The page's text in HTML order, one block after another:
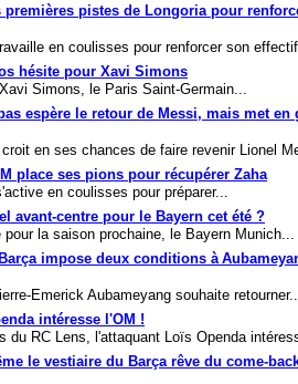
premières pistes de Longoria pour
en coulisses pour renforcer son
hésite pour Xavi Simons
Simons, le Paris Saint-Germain...
espère le retour de Messi, mais met en
en ses chances de faire revenir Lionel
place ses pions pour récupérer Zaha
en coulisses pour préparer...
avant-centre pour le Bayern cet été ?
pour la saison prochaine, le Bayern Munich...
impose deux conditions à
Emerick Aubameyang souhaite
intéresse l'OM !
du RC Lens, l'attaquant Loïs Openda
le vestiaire du Barça rêve du come-